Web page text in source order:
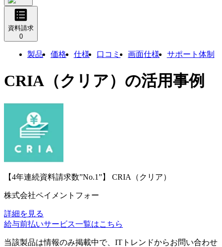
資料請求
0
製品 価格 仕様 口コミ 画面仕様 サポート体制
CRIA（クリア） の活用事例
【4年連続資料請求数”No.1”】 CRIA（クリア）
株式会社ペイメントフォー
詳細を見る
給与前払いサービス一覧はこちら
当該製品は情報のみ掲載中で、ITトレンドからお問い合わせ